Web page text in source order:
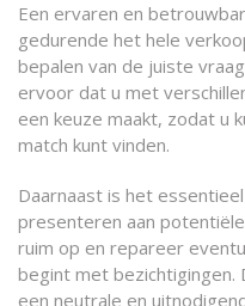
Een ervaren en
gedurende het hele
bepalen van de juiste
ervoor dat u met
een keuze maakt, zodat u
match kunt vinden.
Daarnaast is het
presenteren aan
ruim op en repareer
begint met bezichtigingen.
een neutrale en